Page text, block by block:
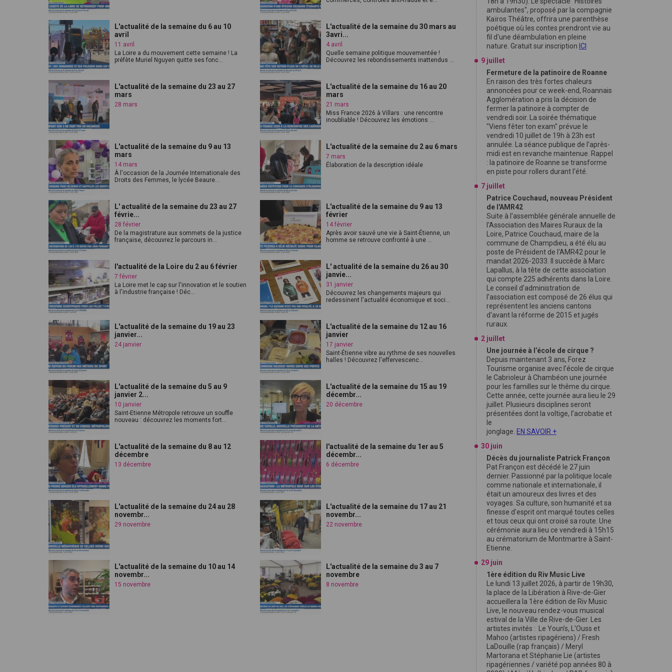
L'actualité de la semaine du 6 au 10
avril
11 avril
La Loire a du mouvement cette semaine ! La
préfète Muriel Nguyen quitte ses fonc...
L'actualité de la semaine du 30 mars au
3avri...
4 avril
Quelle semaine politique mouvementée !
Découvrez les rebondissements inattendus ...
L'actualité de la semaine du 23 au 27
mars
28 mars
L'actualité de la semaine du 16 au 20
mars
21 mars
Miss France 2026 à Villars : une rencontre
inoubliable ! Découvrez les émotions ...
L'actualité de la semaine du 9 au 13
mars
14 mars
À l'occasion de la Journée Internationale des
Droits des Femmes, le lycée Beaure...
L'actualité de la semaine du 2 au 6 mars
7 mars
Élaboration de la description idéale
L' actualité de la semaine du 23 au 27
févrie...
28 février
De la magistrature aux sommets de la justice
française, découvrez le parcours in...
L'actualité de la semaine du 9 au 13
février
14 février
Après avoir sauvé une vie à Saint-Étienne, un
homme se retrouve confronté à une ...
l'actualité de la Loire du 2 au 6 février
7 février
La Loire met le cap sur l'innovation et le soutien
à l'industrie française ! Déc...
L' actualité de la semaine du 26 au 30
janvie...
31 janvier
Découvrez les changements majeurs qui
redessinent l'actualité économique et soci...
L'actualité de la semaine du 19 au 23
janvier...
24 janvier
L'actualité de la semaine du 12 au 16
janvier
17 janvier
Saint-Étienne vibre au rythme de ses nouvelles
halles ! Découvrez l'effervescenc...
L'actualité de la semaine du 5 au 9
janvier 2...
10 janvier
Saint-Etienne Métropole retrouve un souffle
nouveau : découvrez les moments fort...
L'actualité de la semaine du 15 au 19
décembr...
20 décembre
L'actualité de la semaine du 8 au 12
décembre
13 décembre
l'actualité de la semaine du 1er au 5
décembr...
6 décembre
L'actualité de la semaine du 24 au 28
novembr...
29 novembre
L'actualité de la semaine du 17 au 21
novembr...
22 novembre
L'actualité de la semaine du 10 au 14
novembr...
15 novembre
L'actualité de la semaine du 3 au 7
novembre
8 novembre
ambulantes", proposé par la compagnie
Kaïros Théâtre, offrira une parenthèse
poétique où les contes prendront vie au
fil d'une déambulation en pleine
nature. Gratuit sur inscription ICI
9 juillet
Fermeture de la patinoire de Roanne
En raison des très fortes chaleurs
annoncées pour ce week-end, Roannais
Agglomération a pris la décision de
fermer la patinoire à compter de
vendredi soir. La soirée thématique
"Viens fêter ton exam" prévue le
vendredi 10 juillet de 19h à 23h est
annulée. La séance publique de l’après-
midi est en revanche maintenue. Rappel
: la patinoire de Roanne se transforme
en piste pour rollers durant l'été.
7 juillet
Patrice Couchaud, nouveau Président
de l'AMR42
Suite à l'assemblée générale annuelle de
l'Association des Maires Ruraux de la
Loire, Patrice Couchaud, maire de la
commune de Champdieu, a été élu au
poste de Président de l'AMR42 pour le
mandat 2026-2033. Il succède à Marc
Lapallus, à la tête de cette association
qui compte 225 adhérents dans la Loire.
Le conseil d'administration de
l'association est composé de 26 élus qui
représentent les anciens cantons
d'avant la réforme de 2015 et jugés
ruraux.
2 juillet
Une journée à l’école de cirque ?
Depuis maintenant 3 ans, Forez
Tourisme organise avec l’école de cirque
le Cabrioleur à Chambéon une journée
pour les familles sur le thême du cirque.
Cette année, cette journée aura lieu le 29
juillet. Plusieurs disciplines seront
présentées dont la voltige, l’acrobatie et
le
jonglage. EN SAVOIR +
30 juin
Décès du journaliste Patrick Françon
Pat Françon est décédé le 27 juin
dernier. Passionné par la politique locale
comme nationale et internationale, il
était un amoureux des livres et des
voyages. Sa culture, son humanité et sa
finesse d'esprit ont marqué toutes celles
et tous ceux qui ont croisé sa route. Une
cérémonie aura lieu ce vendredi à 15h15
au crématorium de Montmartre à Saint-
Etienne.
29 juin
1ère édition du Riv Music Live
Le lundi 13 juillet 2026, à partir de 19h30,
la place de la Libération à Rive-de-Gier
accueillera la 1ère édition de Riv Music
Live, le nouveau rendez-vous musical
estival de la Ville de Rive-de-Gier. Les
artistes invités : Le Youn’s, L'Ouss et
Mahoo (artistes ripagériens) / Fresh
LaDouille (rap français) / Meryl
Martorana et Stéphanie Lie (artistes
ripagériennes / variété pop années 80 à